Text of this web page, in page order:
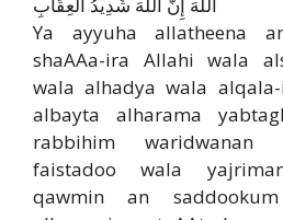
اللّهَ إِنَّ اللّهَ شَدِيدُ الْعِقَابِ
Ya ayyuha allatheena
shaAAa-ira Allahi wala
wala alhadya wala
albayta alharama
rabbihim waridwanan
faistadoo wala
qawmin an